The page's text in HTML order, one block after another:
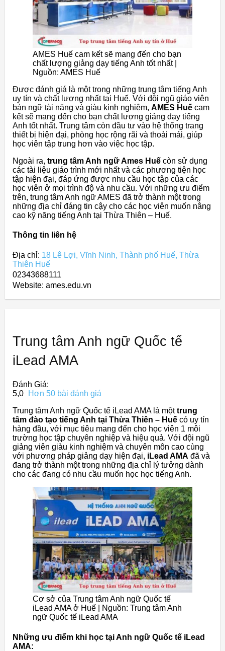
AMES Huế cam kết sẽ mang đến cho bạn
chất lượng giảng dạy tiếng Anh tốt nhất |
Nguồn: AMES Huế
Được đánh giá là một trong những trung tâm tiếng Anh
uy tín và chất lượng nhất tại Huế. Với đội ngũ giáo viên
bản ngữ tài năng và giàu kinh nghiệm, AMES Huế cam
kết sẽ mang đến cho bạn chất lượng giảng dạy tiếng
Anh tốt nhất. Trung tâm còn đầu tư vào hệ thống trang
thiết bị hiện đại, phòng học rộng rãi và thoải mái, giúp
học viên tập trung hơn vào việc học tập.
Ngoài ra, trung tâm Anh ngữ Ames Huế còn sử dụng
các tài liệu giáo trình mới nhất và các phương tiện học
tập hiện đại, đáp ứng được nhu cầu học tập của các
học viên ở mọi trình độ và nhu cầu. Với những ưu điểm
trên, trung tâm Anh ngữ AMES đã trở thành một trong
những địa chỉ đáng tin cậy cho các học viên muốn nâng
cao kỹ năng tiếng Anh tại Thừa Thiên – Huế.
Thông tin liên hệ
Địa chỉ: 18 Lê Lợi, Vĩnh Ninh, Thành phố Huế, Thừa
Thiên Huế
02343688111
Website: ames.edu.vn
Trung tâm Anh ngữ Quốc tế
iLead AMA
Đánh Giá:
5,0
Hơn 50 bài đánh giá
Trung tâm Anh ngữ Quốc tế iLead AMA là mộttrung
tâm đào tạo tiếng Anh tại Thừa Thiên – Huế có uy tín
hàng đầu, với mục tiêu mang đến cho học viên 1 môi
trường học tập chuyên nghiệp và hiệu quả. Với đội ngũ
giảng viên giàu kinh nghiệm và chuyên môn cao cùng
với phương pháp giảng dạy hiện đại, iLead AMA đã và
đang trở thành một trong những địa chỉ lý tưởng dành
cho các đang có nhu cầu muốn học học tiếng Anh.
Cơ sở của Trung tâm Anh ngữ Quốc tế
iLead AMA ở Huế | Nguồn: Trung tâm Anh
ngữ Quốc tế iLead AMA
Những ưu điểm khi học tại Anh ngữ Quốc tế iLead
AMA: